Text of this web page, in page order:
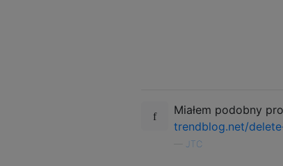
Miałem podobny
trendblog.net/
JTC